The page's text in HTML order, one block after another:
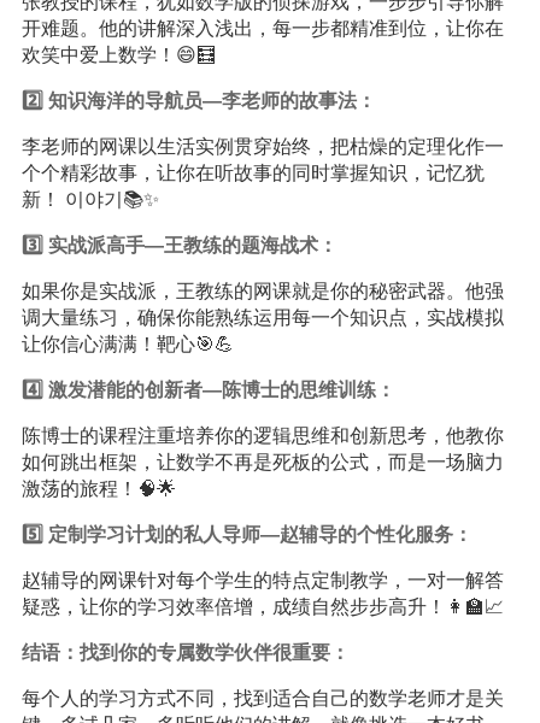
开难题。他的讲解深入浅出，每一步都精准到位，让你在
欢笑中爱上数学！😄🧮
2️⃣ 知识海洋的导航员—李老师的故事法：
李老师的网课以生活实例贯穿始终，把枯燥的定理化作一
个个精彩故事，让你在听故事的同时掌握知识，记忆犹
新！ 이야기📚✨
3️⃣ 实战派高手—王教练的题海战术：
如果你是实战派，王教练的网课就是你的秘密武器。他强
调大量练习，确保你能熟练运用每一个知识点，实战模拟
让你信心满满！靶心🎯💪
4️⃣ 激发潜能的创新者—陈博士的思维训练：
陈博士的课程注重培养你的逻辑思维和创新思考，他教你
如何跳出框架，让数学不再是死板的公式，而是一场脑力
激荡的旅程！🧠🌟
5️⃣ 定制学习计划的私人导师—赵辅导的个性化服务：
赵辅导的网课针对每个学生的特点定制教学，一对一解答
疑惑，让你的学习效率倍增，成绩自然步步高升！👩‍🏫📈
结语：找到你的专属数学伙伴很重要：
每个人的学习方式不同，找到适合自己的数学老师才是关